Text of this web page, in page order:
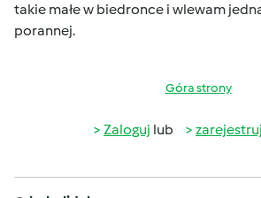
takie małe w biedronce i wlewam
porannej.
Góra strony
Zaloguj lub